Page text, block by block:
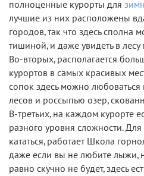
полноценные курорты для
лучшие из них расположены
городов, так что здесь сполна
тишиной, и даже увидеть в лесу
Во-вторых, располагается
курортов в самых красивых
сопок здесь можно
лесов и россыпью озер,
В-третьих, на каждом курорте
разного уровня сложности. Для
кататься, работает Школа
даже если вы не любите лыжи,
равно скучно не будет, здесь